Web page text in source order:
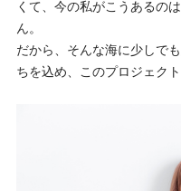
くて、今の私がこうあるの
ん。
だから、そんな海に少しで
ちを込め、このプロジェク